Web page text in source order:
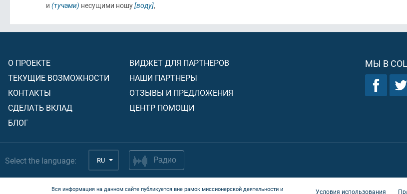
и (тучами) несущими ношу[воду],
О ПРОЕКТЕ
ТЕКУЩИЕ ВОЗМОЖНОСТИ
КОНТАКТЫ
СДЕЛАТЬ ВКЛАД
БЛОГ
ВИДЖЕТ ДЛЯ ПАРТНЕРОВ
НАШИ ПАРТНЕРЫ
ОТЗЫВЫ И ПРЕДЛОЖЕНИЯ
ЦЕНТР ПОМОЩИ
МЫ В
Select the language: RU Радио
Вся информация на данном сайте публикуется вне рамок миссионерской деятельности и
Условия использования